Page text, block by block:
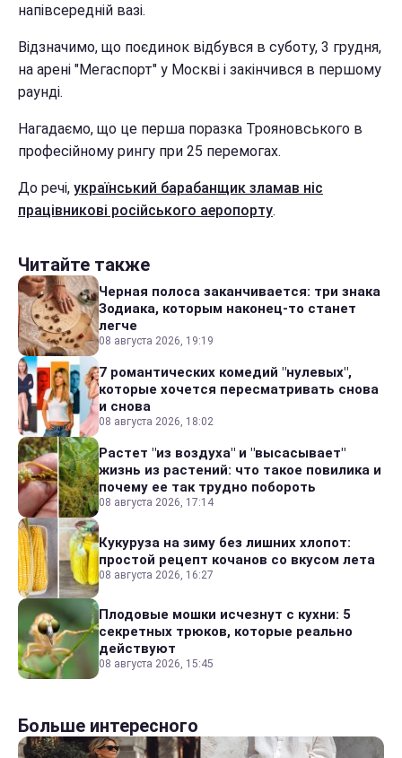
напівсередній вазі.
Відзначимо, що поєдинок відбувся в суботу, 3 грудня,
на арені "Мегаспорт" у Москві і закінчився в першому
раунді.
Нагадаємо, що це перша поразка Трояновського в
професійному рингу при 25 перемогах.
До речі, український барабанщик зламав ніс
працівникові російського аеропорту.
Читайте также
Черная полоса заканчивается: три знака
Зодиака, которым наконец-то станет
легче
08 августа 2026, 19:19
7 романтических комедий "нулевых",
которые хочется пересматривать снова
и снова
08 августа 2026, 18:02
Растет "из воздуха" и "высасывает"
жизнь из растений: что такое повилика и
почему ее так трудно побороть
08 августа 2026, 17:14
Кукуруза на зиму без лишних хлопот:
простой рецепт кочанов со вкусом лета
08 августа 2026, 16:27
Плодовые мошки исчезнут с кухни: 5
секретных трюков, которые реально
действуют
08 августа 2026, 15:45
Больше интересного